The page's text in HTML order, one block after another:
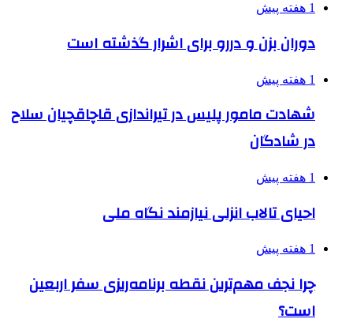
1 هفته پیش
دوران بزن و دررو برای اشرار گذشته است
1 هفته پیش
شهادت مامور پلیس در تیراندازی قاچاقچیان سلاح
در شادگان
1 هفته پیش
احیای تالاب انزلی نیازمند نگاه ملی
1 هفته پیش
چرا نجف مهم‌ترین نقطه برنامه‌ریزی سفر اربعین
است؟